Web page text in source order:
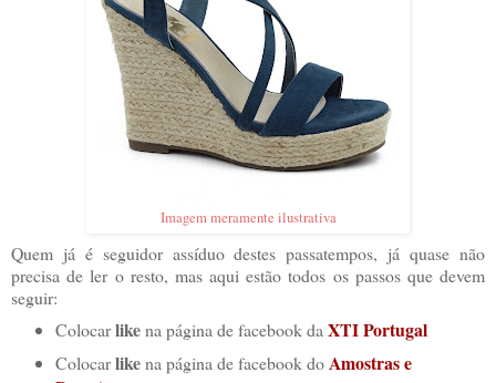
Imagem meramente ilustrativa
Quem já é seguidor assíduo destes passatempos, já quase não
precisa de ler o resto, mas aqui estão todos os passos que devem
seguir:
Colocarlikena página de facebook da XTI Portugal
Colocarlikena página de facebook doAmostras e